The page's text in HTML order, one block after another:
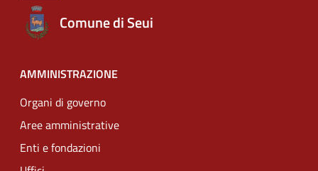
Comune di Seui
AMMINISTRAZIONE
Organi di governo
Aree amministrative
Enti e fondazioni